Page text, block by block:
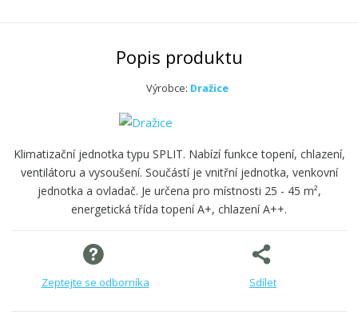
Popis produktu
Výrobce: Dražice
Klimatizační jednotka typu SPLIT. Nabízí funkce topení, chlazení,
ventilátoru a vysoušení. Součástí je vnitřní jednotka, venkovní
jednotka a ovladač. Je určena pro místnosti 25 - 45 m²,
energetická třída topení A+, chlazení A++.
Zeptejte se odborníka Sdílet